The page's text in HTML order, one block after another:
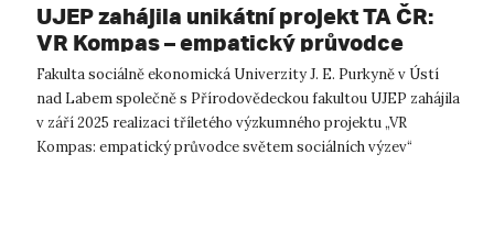
UJEP zahájila unikátní projekt TA ČR:
VR Kompas – empatický průvodce
světem sociálních výzev
Fakulta sociálně ekonomická Univerzity J. E. Purkyně v Ústí
nad Labem společně s Přírodovědeckou fakultou UJEP zahájila
v září 2025 realizaci tříletého výzkumného projektu „VR
Kompas: empatický průvodce světem sociálních výzev“